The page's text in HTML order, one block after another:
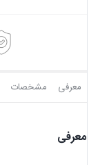
معرفی مشخصات
معرفی